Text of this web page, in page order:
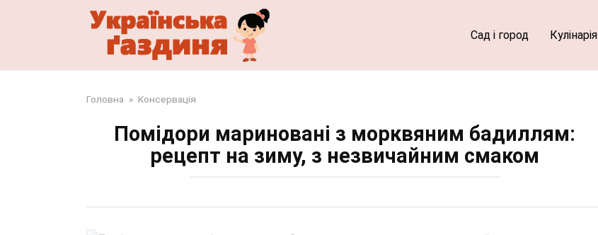
Сад і город Кулінарія
Головна » Консервація
Помідори мариновані з морквяним бадиллям:
рецепт на зиму, з незвичайним смаком